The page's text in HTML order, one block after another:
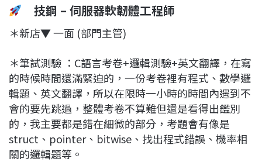
技鋼 – 伺服器軟韌體工程師
＊新店▼ 一面 (部門主管)
＊筆試測驗 ：C語言考卷+邏輯測驗+英文翻譯，在寫
的時候時間還滿緊迫的，一份考卷裡有程式、數學邏
輯題、英文翻譯，所以在限時一小時的時間內遇到不
會的要先跳過，整體考卷不算難但還是看得出鑑別
的，我主要都是錯在細微的部分，考題會有像是
struct、pointer、bitwise、找出程式錯誤、機率相
關的邏輯題等。